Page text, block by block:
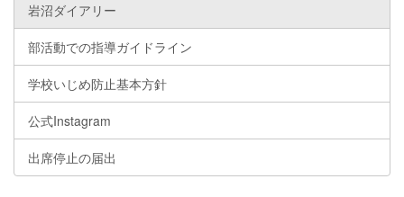
岩沼ダイアリー
部活動での指導ガイドライン
学校いじめ防止基本方針
公式Instagram
出席停止の届出